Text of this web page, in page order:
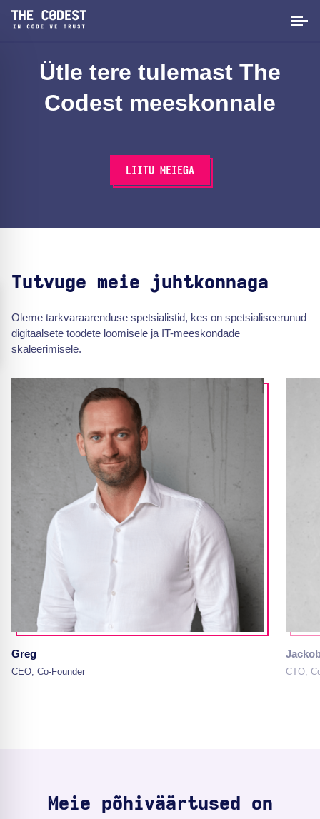
Ütle tere tulemast The
Codest meeskonnale
LIITU MEIEGA
Tutvuge meie juhtkonnaga
Oleme tarkvaraarenduse spetsialistid, kes on spetsialiseerunud
digitaalsete toodete loomisele ja IT-meeskondade
skaleerimisele.
Greg
CEO, Co-Founder CTO,
Meie põhiväärtused on